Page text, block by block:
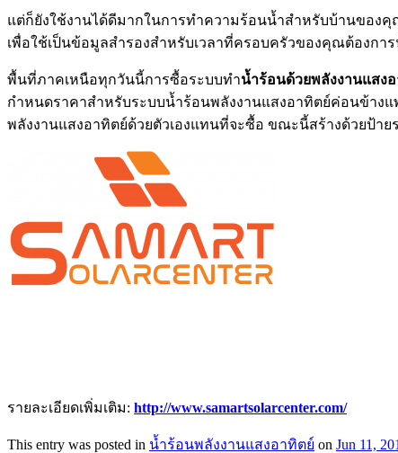
แต่ก็ยังใช้งานได้ดีมากในการทำความร้อนน้ำสำหรับบ้านของ
เพื่อใช้เป็นข้อมูลสำรองสำหรับเวลาที่ครอบครัวของคุณต้อง
พื้นที่ภาคเหนือทุกวันนี้การซื้อระบบทำน้ำร้อนด้วยพลังงานแสง
กำหนดราคาสำหรับระบบน้ำร้อนพลังงานแสงอาทิตย์ค่อนข้าง
พลังงานแสงอาทิตย์ด้วยตัวเองแทนที่จะซื้อ ขณะนี้สร้างด้วยป้าย
รายละเอียดเพิ่มเติม: http://www.samartsolarcenter.com/
This entry was posted in น้ำร้อนพลังงานแสงอาทิตย์ on Jun 11,